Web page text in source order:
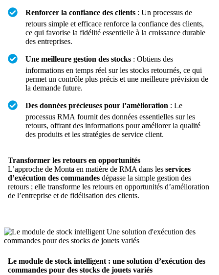
Renforcer la confiance des clients : Un processus de
retours simple et efficace renforce la confiance des clients,
ce qui favorise la fidélité essentielle à la croissance durable
des entreprises.
Une meilleure gestion des stocks : Obtiens des
informations en temps réel sur les stocks retournés, ce qui
permet un contrôle plus précis et une meilleure prévision de
la demande future.
Des données précieuses pour l’amélioration : Le
processus RMA fournit des données essentielles sur les
retours, offrant des informations pour améliorer la qualité
des produits et les stratégies de service client.
Transformer les retours en opportunités
L’approche de Monta en matière de RMA dans les services
d’exécution des commandes dépasse la simple gestion des
retours ; elle transforme les retours en opportunités d’amélioration
de l’entreprise et de fidélisation des clients.
Le module de stock intelligent : une solution d’exécution des
commandes pour des stocks de jouets variés